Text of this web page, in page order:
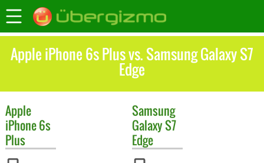
Apple iPhone 6s Plus vs. Samsung Galaxy S7
Edge
Apple
iPhone 6s
Plus
Samsung
Galaxy S7
Edge